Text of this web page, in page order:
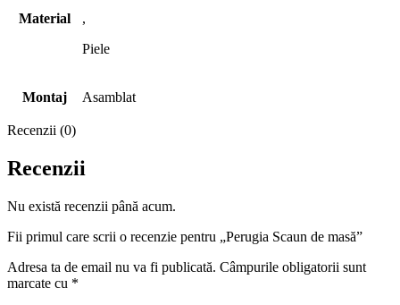
Material
,
Piele
Montaj Asamblat
Recenzii (0)
Recenzii
Nu există recenzii până acum.
Fii primul care scrii o recenzie pentru „Perugia Scaun de masă”
Adresa ta de email nu va fi publicată. Câmpurile obligatorii sunt
marcate cu *